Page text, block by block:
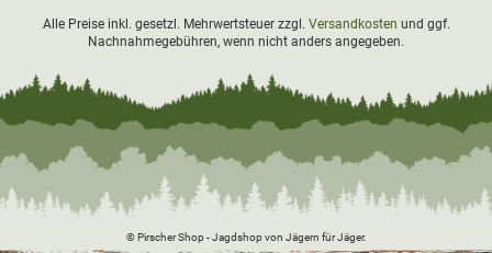
Alle Preise inkl. gesetzl. Mehrwertsteuer zzgl. Versandkosten und ggf.
Nachnahmegebühren, wenn nicht anders angegeben.
© Pirscher Shop - Jagdshop von Jägern für Jäger.